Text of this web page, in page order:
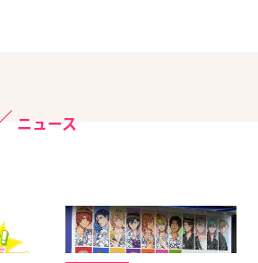
ニュース